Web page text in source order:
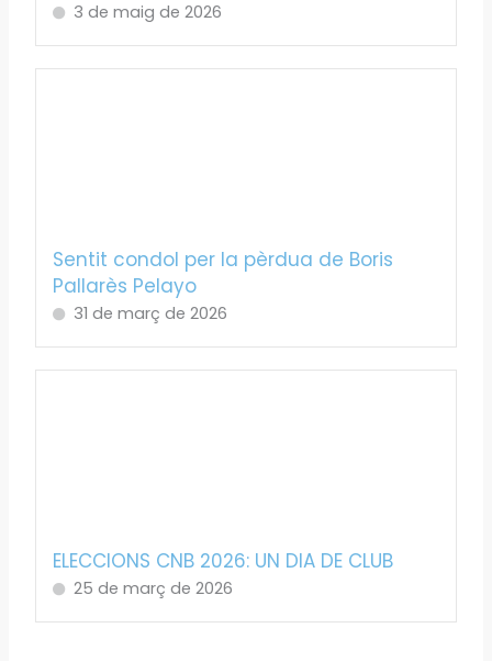
3 de maig de 2026
Sentit condol per la pèrdua de Boris
Pallarès Pelayo
31 de març de 2026
ELECCIONS CNB 2026: UN DIA DE CLUB
25 de març de 2026